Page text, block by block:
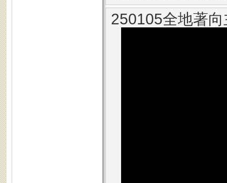
250105全地著